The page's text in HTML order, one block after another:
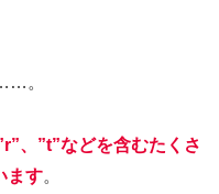
。
、”t”などを含むたくさ
ます。